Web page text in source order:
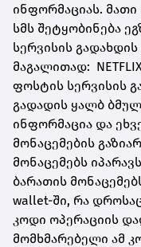
ინფორმაციას.
სმს შეტყობინება
სერვისის
მაგალითად:
ფოსტის სერვისის
გადადის ყალბ
ინფორმაცია და
მონაცემების
მონაცემებს
ბარათის
wallet-ში, რა
კოდი ოპერაციის
მომხმარებელი ამ